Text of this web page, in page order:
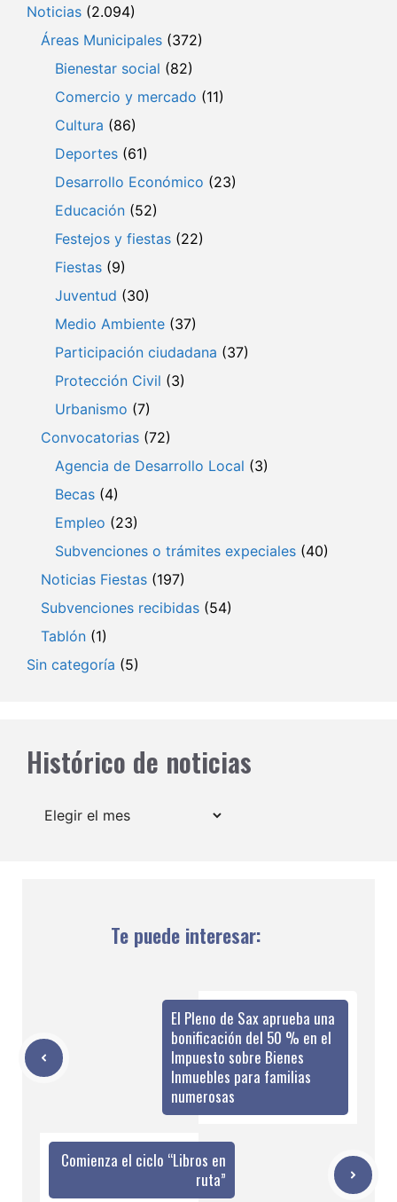
Noticias (2.094)
Áreas Municipales (372)
Bienestar social (82)
Comercio y mercado (11)
Cultura (86)
Deportes (61)
Desarrollo Económico (23)
Educación (52)
Festejos y fiestas (22)
Fiestas (9)
Juventud (30)
Medio Ambiente (37)
Participación ciudadana (37)
Protección Civil (3)
Urbanismo (7)
Convocatorias (72)
Agencia de Desarrollo Local (3)
Becas (4)
Empleo (23)
Subvenciones o trámites expeciales (40)
Noticias Fiestas (197)
Subvenciones recibidas (54)
Tablón (1)
Sin categoría (5)
Histórico de noticias
Archivos
Te puede interesar:
El Pleno de Sax aprueba una
bonificación del 50 % en el
Impuesto sobre Bienes
Inmuebles para familias
numerosas
Comienza el ciclo “Libros en
ruta”